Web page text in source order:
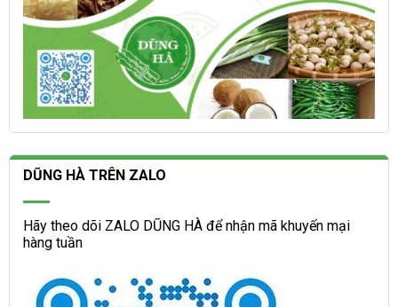
DŨNG HÀ TRÊN ZALO
Hãy theo dõi ZALO DŨNG HÀ để nhận mã khuyến mại
hàng tuần